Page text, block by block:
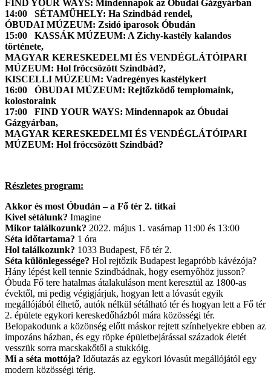
FIND YOUR WAYS: Mindennapok az Óbudai Gázgyárban
14:00 SÉTAMŰHELY: Ha Szindbád rendel,
ÓBUDAI MÚZEUM: Zsidó iparosok Óbudán
15:00 KASSÁK MÚZEUM: A Zichy-kastély kalandos
története,
MAGYAR KERESKEDELMI ÉS VENDÉGLÁTÓIPARI
MÚZEUM: Hol fröccsözött Szindbád?,
KISCELLI MÚZEUM: Vadregényes kastélykert
16:00 ÓBUDAI MÚZEUM: Rejtőzködő templomaink,
kolostoraink
17:00 FIND YOUR WAYS: Mindennapok az Óbudai
Gázgyárban,
MAGYAR KERESKEDELMI ÉS VENDÉGLÁTÓIPARI
MÚZEUM: Hol fröccsözött Szindbád?
Részletes program:
Akkor és most Óbudán – a Fő tér 2. titkai
Kivel sétálunk? Imagine
Mikor találkozunk? 2022. május 1. vasárnap 11:00 és 13:00
Séta időtartama? 1 óra
Hol találkozunk? 1033 Budapest, Fő tér 2.
Séta különlegessége? Hol rejtőzik Budapest legapróbb kávézója?
Hány lépést kell tennie Szindbádnak, hogy esernyőhöz jusson?
Óbuda Fő tere hatalmas átalakuláson ment keresztül az 1800-as
évektől, mi pedig végigjárjuk, hogyan lett a lóvasút egyik
megállójából élhető, autók nélkül sétálható tér és hogyan lett a Fő tér
2. épülete egykori kereskedőházból mára közösségi tér.
Belopakodunk a közönség előtt máskor rejtett színhelyekre ebben az
impozáns házban, és egy röpke épületbejárással századok életét
vesszük sorra macskakőtől a stukkóig.
Mi a séta mottója? Időutazás az egykori lóvasút megállójától egy
modern közösségi térig.